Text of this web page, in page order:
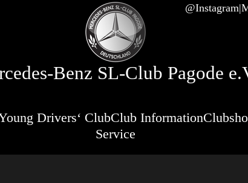
@Instagram
Benz SL-Club Pagode
Drivers‘ ClubClub Information
Service